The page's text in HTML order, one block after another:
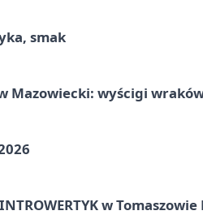
smak
Mazowiecki: wyścigi
w